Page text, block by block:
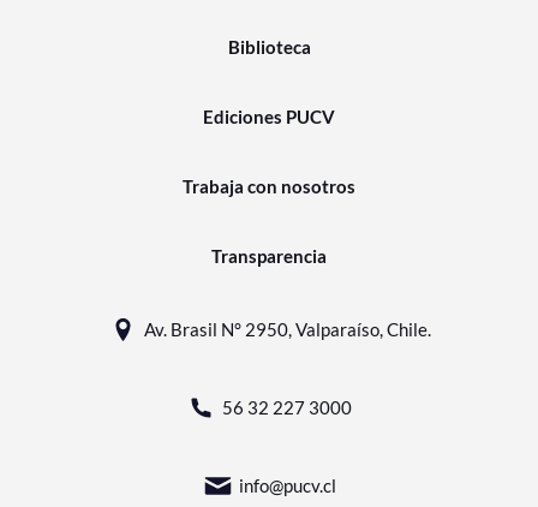
Biblioteca
Ediciones PUCV
Trabaja con nosotros
Transparencia
Av. Brasil N° 2950, Valparaíso, Chile.
56 32 227 3000
info@pucv.cl